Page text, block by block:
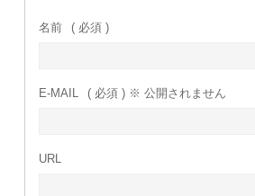
名前 ( 必須 )
E-MAIL ( 必須 ) ※ 公開されません
URL